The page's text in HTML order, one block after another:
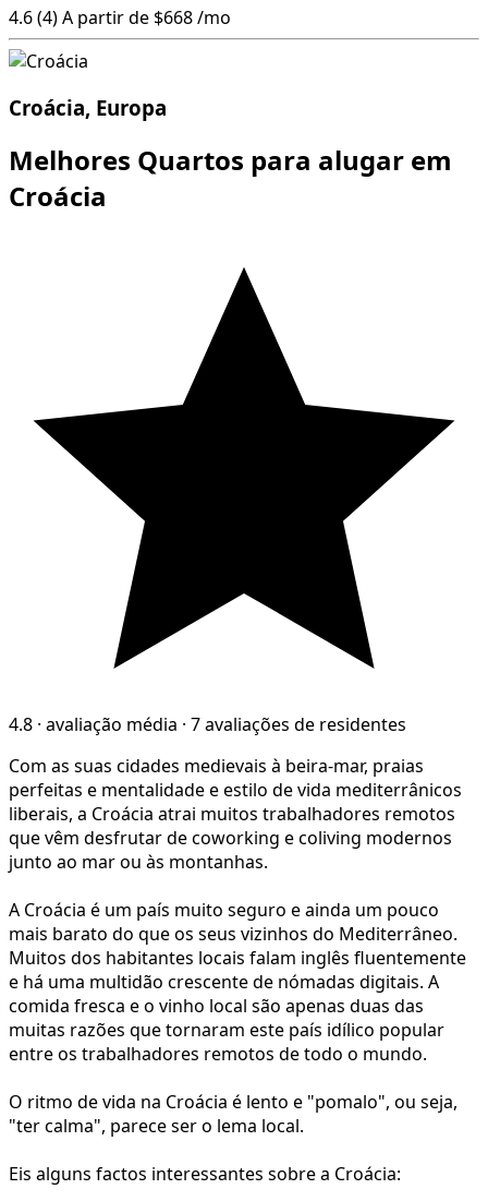
4.6(4)A partir de $668/mo
Croácia, Europa
Melhores Quartos para alugar em
Croácia
4.8 · avaliação média · 7 avaliações de residentes
Com as suas cidades medievais à beira-mar, praias
perfeitas e mentalidade e estilo de vida mediterrânicos
liberais, a Croácia atrai muitos trabalhadores remotos
que vêm desfrutar de coworking e coliving modernos
junto ao mar ou às montanhas.
A Croácia é um país muito seguro e ainda um pouco
mais barato do que os seus vizinhos do Mediterrâneo.
Muitos dos habitantes locais falam inglês fluentemente
e há uma multidão crescente de nómadas digitais. A
comida fresca e o vinho local são apenas duas das
muitas razões que tornaram este país idílico popular
entre os trabalhadores remotos de todo o mundo.
O ritmo de vida na Croácia é lento e "pomalo", ou seja,
"ter calma", parece ser o lema local.
Eis alguns factos interessantes sobre a Croácia: